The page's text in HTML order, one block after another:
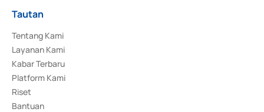
Tautan
Tentang Kami
Layanan Kami
Kabar Terbaru
Platform Kami
Riset
Bantuan